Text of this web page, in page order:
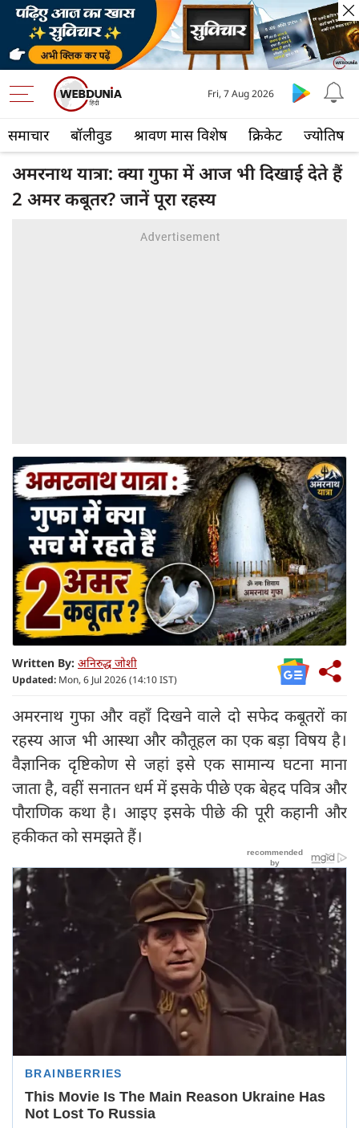
समाचार बॉलीवुड श्रावण मास विशेष क्रिकेट ज्योतिष
Fri, 7 Aug 2026
अमरनाथ यात्रा: क्या गुफा में आज भी दिखाई देते हैं
2 अमर कबूतर? जानें पूरा रहस्य
Written By: अनिरुद्ध जोशी
Updated: Mon, 6 Jul 2026 (14:10 IST)
अमरनाथ गुफा और वहाँ दिखने वाले दो सफेद कबूतरों का
रहस्य आज भी आस्था और कौतूहल का एक बड़ा विषय है।
वैज्ञानिक दृष्टिकोण से जहां इसे एक सामान्य घटना माना
जाता है, वहीं सनातन धर्म में इसके पीछे एक बेहद पवित्र और
पौराणिक कथा है। आइए इसके पीछे की पूरी कहानी और
हकीकत को समझते हैं।